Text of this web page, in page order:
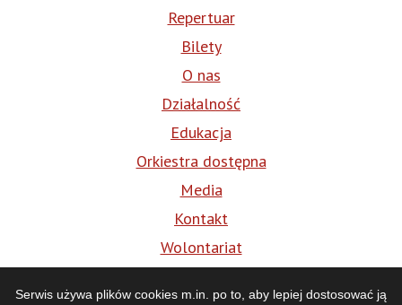
Serwis używa plików cookies m.in. po to, aby lepiej dostosować ją
Repertuar
Bilety
O nas
Działalność
Edukacja
Orkiestra dostępna
Media
Kontakt
Wolontariat